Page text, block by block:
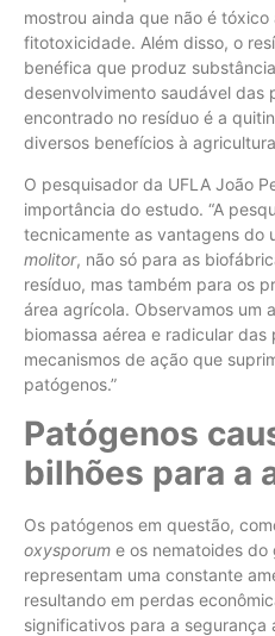
mostrou ainda que não é
fitotoxicidade. Além disso, o
benéfica que produz
desenvolvimento saudável das
encontrado no resíduo é a
diversos benefícios à
O pesquisador da UFLA João
importância do estudo. “A
tecnicamente as vantagens do
molitor, não só para as
resíduo, mas também para os
área agrícola. Observamos um
biomassa aérea e radicular
mecanismos de ação que
patógenos.”
Patógenos
bilhões para a
Os patógenos em questão,
oxysporum e os nematoides do
representam uma constante
resultando em perdas
significativos para a segurança